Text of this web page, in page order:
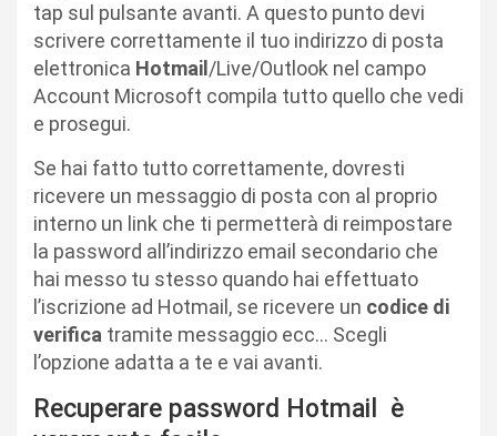
tap sul pulsante avanti. A questo punto devi
scrivere correttamente il tuo indirizzo di posta
elettronica Hotmail /Live/Outlook nel campo
Account Microsoft compila tutto quello che vedi
e prosegui.
Se hai fatto tutto correttamente, dovresti
ricevere un messaggio di posta con al proprio
interno un link che ti permetterà di reimpostare
la password all’indirizzo email secondario che
hai messo tu stesso quando hai effettuato
l’iscrizione ad Hotmail, se ricevere un codice di
verifica tramite messaggio ecc… Scegli
l’opzione adatta a te e vai avanti.
Recuperare password Hotmail è